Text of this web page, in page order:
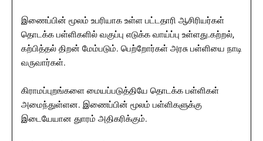
இணைப்பின் மூலம் உபரியாக உள்ள பட்டதாரி ஆசிரியர்கள்
தொடக்க பள்ளிகளில் வகுப்பு எடுக்க வாய்ப்பு உள்ளது.கற்றல்,
கற்பித்தல் திறன் மேம்படும். பெற்றோர்கள் அரசு பள்ளியை நாடி
வருவார்கள்.
கிராமப்புறங்களை மையப்படுத்தியே தொடக்க பள்ளிகள்
அமைந்துள்ளன. இணைப்பின் மூலம் பள்ளிகளுக்கு
இடையேயான துாரம் அதிகரிக்கும்.